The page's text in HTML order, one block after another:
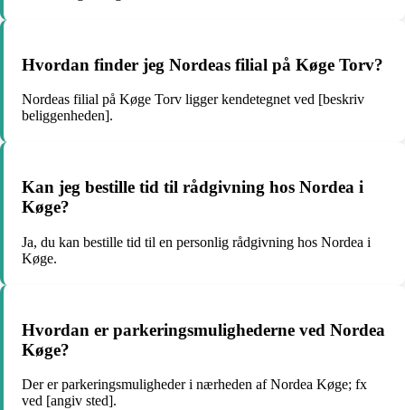
Hvordan finder jeg Nordeas filial på Køge Torv?
Nordeas filial på Køge Torv ligger kendetegnet ved [beskriv
beliggenheden].
Kan jeg bestille tid til rådgivning hos Nordea i
Køge?
Ja, du kan bestille tid til en personlig rådgivning hos Nordea i
Køge.
Hvordan er parkeringsmulighederne ved Nordea
Køge?
Der er parkeringsmuligheder i nærheden af Nordea Køge; fx
ved [angiv sted].